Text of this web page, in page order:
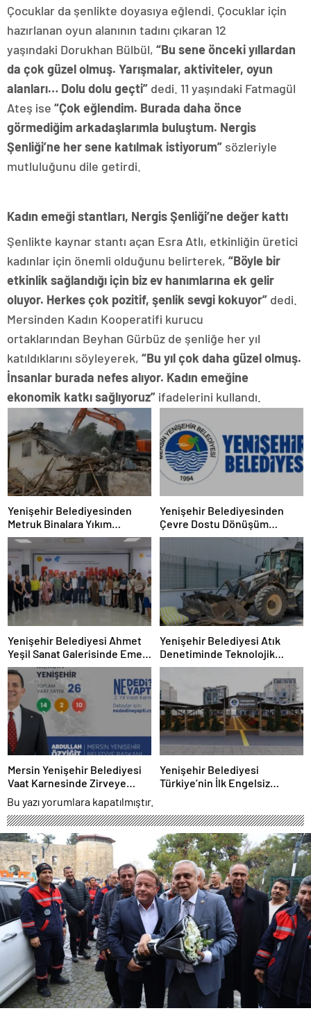
Çocuklar da şenlikte doyasıya eğlendi. Çocuklar için
hazırlanan oyun alanının tadını çıkaran 12
yaşındaki Dorukhan Bülbül, “Bu sene önceki yıllardan
da çok güzel olmuş. Yarışmalar, aktiviteler, oyun
alanları… Dolu dolu geçti” dedi. 11 yaşındaki Fatmagül
Ateş ise “Çok eğlendim. Burada daha önce
görmediğim arkadaşlarımla buluştum. Nergis
Şenliği’ne her sene katılmak istiyorum” sözleriyle
mutluluğunu dile getirdi.
Kadın emeği stantları, Nergis Şenliği’ne değer kattı
Şenlikte kaynar stantı açan Esra Atlı, etkinliğin üretici
kadınlar için önemli olduğunu belirterek, “Böyle bir
etkinlik sağlandığı için biz ev hanımlarına ek gelir
oluyor. Herkes çok pozitif, şenlik sevgi kokuyor” dedi.
Mersinden Kadın Kooperatifi kurucu
ortaklarından Beyhan Gürbüz de şenliğe her yıl
katıldıklarını söyleyerek, “Bu yıl çok daha güzel olmuş.
İnsanlar burada nefes alıyor. Kadın emeğine
ekonomik katkı sağlıyoruz” ifadelerini kullandı.
Yenişehir Belediyesinden
Metruk Binalara Yıkım
Operasyonu
Yenişehir Belediyesinden
Çevre Dostu Dönüşüm
Projesi
Yenişehir Belediyesi Ahmet
Yeşil Sanat Galerisinde Emek
ve İnsan Sergisi
Yenişehir Belediyesi Atık
Denetiminde Teknolojik
Dönemi Başlattı
Mersin Yenişehir Belediyesi
Vaat Karnesinde Zirveye
Yerleşti
Yenişehir Belediyesi
Türkiye’nin İlk Engelsiz
Bu yazı yorumlara kapatılmıştır.